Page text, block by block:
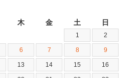
木 金 土 日
1 2
6 7 8 9
13 14 15 16